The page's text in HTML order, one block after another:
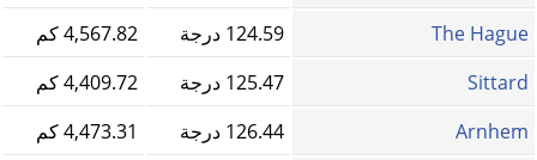
The Hague
124.59 درجة
4,567.82 كم
Sittard
125.47 درجة
4,409.72 كم
Arnhem
126.44 درجة
4,473.31 كم